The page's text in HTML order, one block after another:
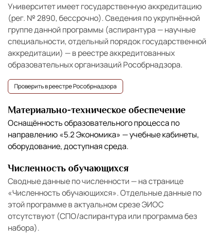
Университет имеет государственную аккредитацию
(рег. № 2890, бессрочно). Сведения по укрупнённой
группе данной программы (аспирантура — научные
специальности, отдельный порядок государственной
аккредитации) — в реестре аккредитованных
образовательных организаций Рособрнадзора.
Проверить в реестре Рособрнадзора
Материально-техническое обеспечение
Оснащённость образовательного процесса по
направлению «5.2 Экономика» — учебные кабинеты,
оборудование, доступная среда.
Численность обучающихся
Сводные данные по численности — на странице
«Численность обучающихся». Отдельные данные по
этой программе в актуальном срезе ЭИОС
отсутствуют (СПО/аспирантура или программа без
набора).